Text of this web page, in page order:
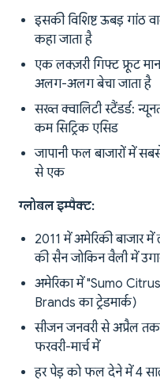
इसकी विशिष्ट ऊबड़ गांठ
कहा जाता है
एक लक्ज़री गिफ्ट फ्रूट
अलग-अलग बेचा जाता है
सख्त क्वालिटी स्टैंडर्ड:
कम सिट्रिक एसिड
जापानी फल बाजारों में सबसे
से एक
ग्लोबल इम्पैक्ट:
2011 में अमेरिकी बाजार
की सैन जोकिन वैली में
अमेरिका में "Sumo
Brands का ट्रेडमार्क)
सीजन जनवरी से अप्रैल
फरवरी-मार्च में
हर पेड़ को फल देने में 4